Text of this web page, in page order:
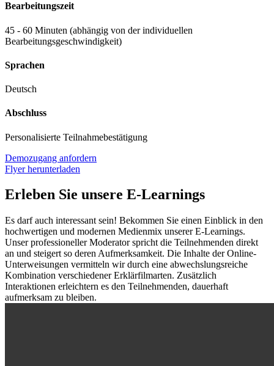
Bearbeitungszeit
45 - 60 Minuten (abhängig von der individuellen
Bearbeitungsgeschwindigkeit)
Sprachen
Deutsch
Abschluss
Personalisierte Teilnahmebestätigung
Demozugang anfordern
Flyer herunterladen
Erleben Sie unsere E-Learnings
Es darf auch interessant sein! Bekommen Sie einen Einblick in den
hochwertigen und modernen Medienmix unserer E-Learnings.
Unser professioneller Moderator spricht die Teilnehmenden direkt
an und steigert so deren Aufmerksamkeit. Die Inhalte der Online-
Unterweisungen vermitteln wir durch eine abwechslungsreiche
Kombination verschiedener Erklärfilmarten. Zusätzlich
Interaktionen erleichtern es den Teilnehmenden, dauerhaft
aufmerksam zu bleiben.